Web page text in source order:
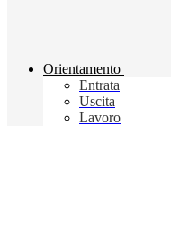
Orientamento
Entrata
Uscita
Lavoro